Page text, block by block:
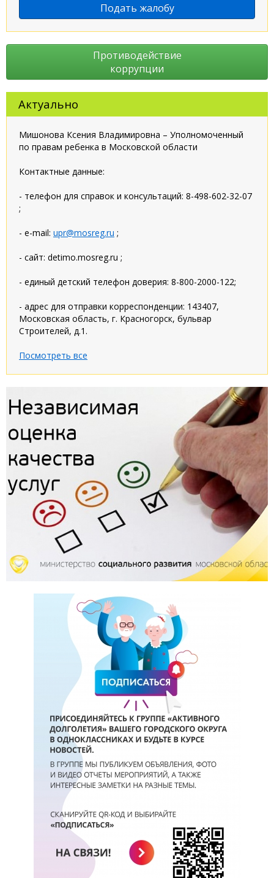
Подать жалобу
Противодействие
коррупции
Актуально
Мишонова Ксения Владимировна – Уполномоченный
по правам ребенка в Московской области
Контактные данные:
- телефон для справок и консультаций: 8-498-602-32-07
;
- e-mail: upr@mosreg.ru ;
- сайт: detimo.mosreg.ru ;
- единый детский телефон доверия: 8-800-2000-122;
- адрес для отправки корреспонденции: 143407,
Московская область, г. Красногорск, бульвар
Строителей, д.1.
Посмотреть все